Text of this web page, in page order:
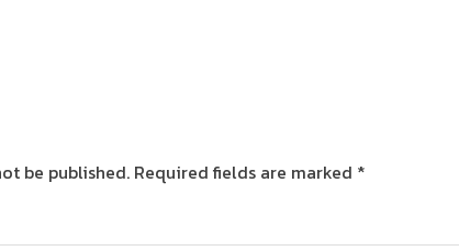
be published. Required fields are marked *